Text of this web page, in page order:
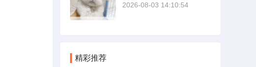
2026-08-03 14:10:54
精彩推荐